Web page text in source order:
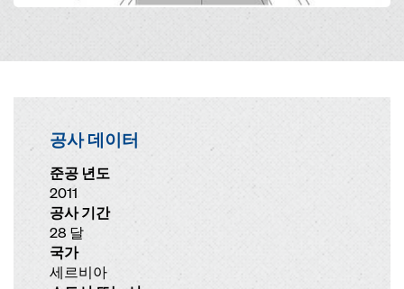
공사 데이터
준공 년도
2011
공사 기간
28 달
국가
세르비아